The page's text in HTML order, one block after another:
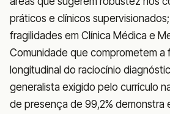
práticos e clínicos
fragilidades em Clínica Médica e
Comunidade que comprometem a
longitudinal do raciocínio
generalista exigido pelo currículo
de presença de 99,2% demonstra